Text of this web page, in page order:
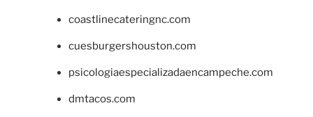
coastlinecateringnc.com
cuesburgershouston.com
psicologiaespecializadaencampeche.com
dmtacos.com